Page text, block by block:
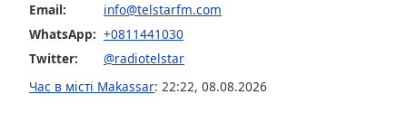
Opacity
Background
Email:
info@telstarfm.com
WhatsApp: +0811441030
Twitter:
@radiotelstar
Час в місті Makassar: 22:22, 08.08.2026